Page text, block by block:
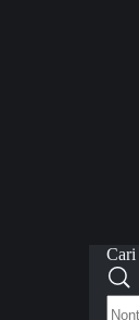
Cari